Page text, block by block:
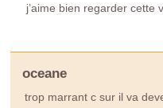
j’aime bien regarder cette
oceane
trop marrant c sur il va